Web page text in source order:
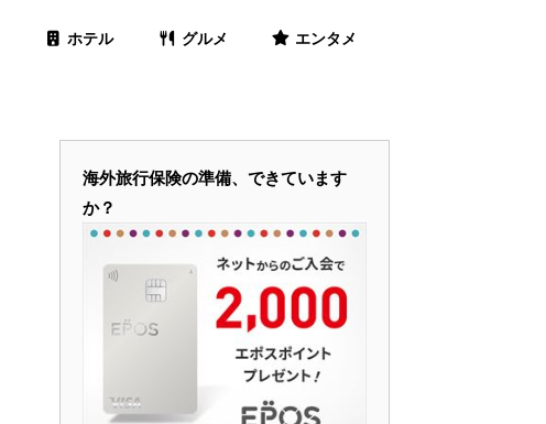
ホテル グルメ エンタメ
海外旅行保険の準備、できています
か？